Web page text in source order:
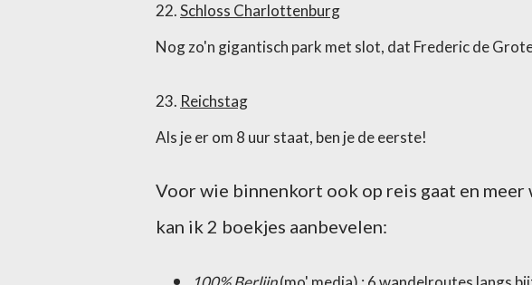
22.Schloss Charlottenburg
Nog zo'n gigantisch park met slot, dat Frederic de
23. Reichstag
Als je er om 8 uur staat, ben je de eerste!
Voor wie binnenkort ook op reis gaat en
kan ik 2 boekjes aanbevelen: